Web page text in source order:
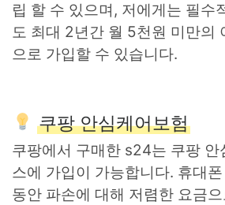
립 할 수 있으며, 저에게는 필수
도 최대 2년간 월 5천원 미만의
으로 가입할 수 있습니다.
쿠팡 안심케어보험
쿠팡에서 구매한 s24는 쿠팡 안
스에 가입이 가능합니다. 휴대
동안 파손에 대해 저렴한 요금